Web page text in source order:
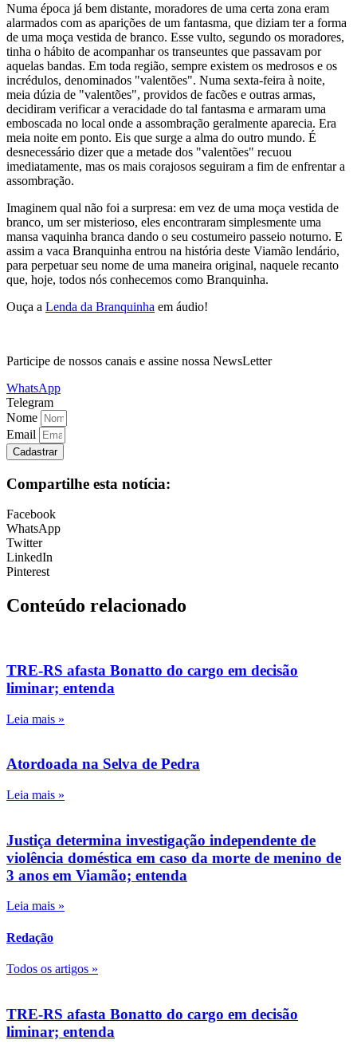
Numa época já bem distante, moradores de uma certa zona eram
alarmados com as aparições de um fantasma, que diziam ter a forma
de uma moça vestida de branco. Esse vulto, segundo os moradores,
tinha o hábito de acompanhar os transeuntes que passavam por
aquelas bandas. Em toda região, sempre existem os medrosos e os
incrédulos, denominados "valentões". Numa sexta-feira à noite,
meia dúzia de "valentões", providos de facões e outras armas,
decidiram verificar a veracidade do tal fantasma e armaram uma
emboscada no local onde a assombração geralmente aparecia. Era
meia noite em ponto. Eis que surge a alma do outro mundo. É
desnecessário dizer que a metade dos "valentões" recuou
imediatamente, mas os mais corajosos seguiram a fim de enfrentar a
assombração.
Imaginem qual não foi a surpresa: em vez de uma moça vestida de
branco, um ser misterioso, eles encontraram simplesmente uma
mansa vaquinha branca dando o seu costumeiro passeio noturno. E
assim a vaca Branquinha entrou na história deste Viamão lendário,
para perpetuar seu nome de uma maneira original, naquele recanto
que, hoje, todos nós conhecemos como Branquinha.
Ouça a Lenda da Branquinha em áudio!
Participe de nossos canais e assine nossa NewsLetter
WhatsApp
Telegram
Nome
Email
Cadastrar
Compartilhe esta notícia:
Facebook
WhatsApp
Twitter
LinkedIn
Pinterest
Conteúdo relacionado
TRE-RS afasta Bonatto do cargo em decisão
liminar; entenda
Leia mais »
Atordoada na Selva de Pedra
Leia mais »
Justiça determina investigação independente de
violência doméstica em caso da morte de menino de
3 anos em Viamão; entenda
Leia mais »
Redação
Todos os artigos »
TRE-RS afasta Bonatto do cargo em decisão
liminar; entenda